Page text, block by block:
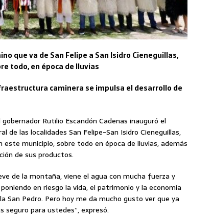
que va de San Felipe a San Isidro Cieneguillas,
todo, en época de lluvias
caminera se impulsa el desarrollo de
Rutilio Escandón Cadenas inauguró el
las localidades San Felipe-San Isidro Cieneguillas,
municipio, sobre todo en época de lluvias, además
de sus productos.
de la montaña, viene el agua con mucha fuerza y
en riesgo la vida, el patrimonio y la economía
San Pedro. Pero hoy me da mucho gusto ver que ya
para ustedes”, expresó.